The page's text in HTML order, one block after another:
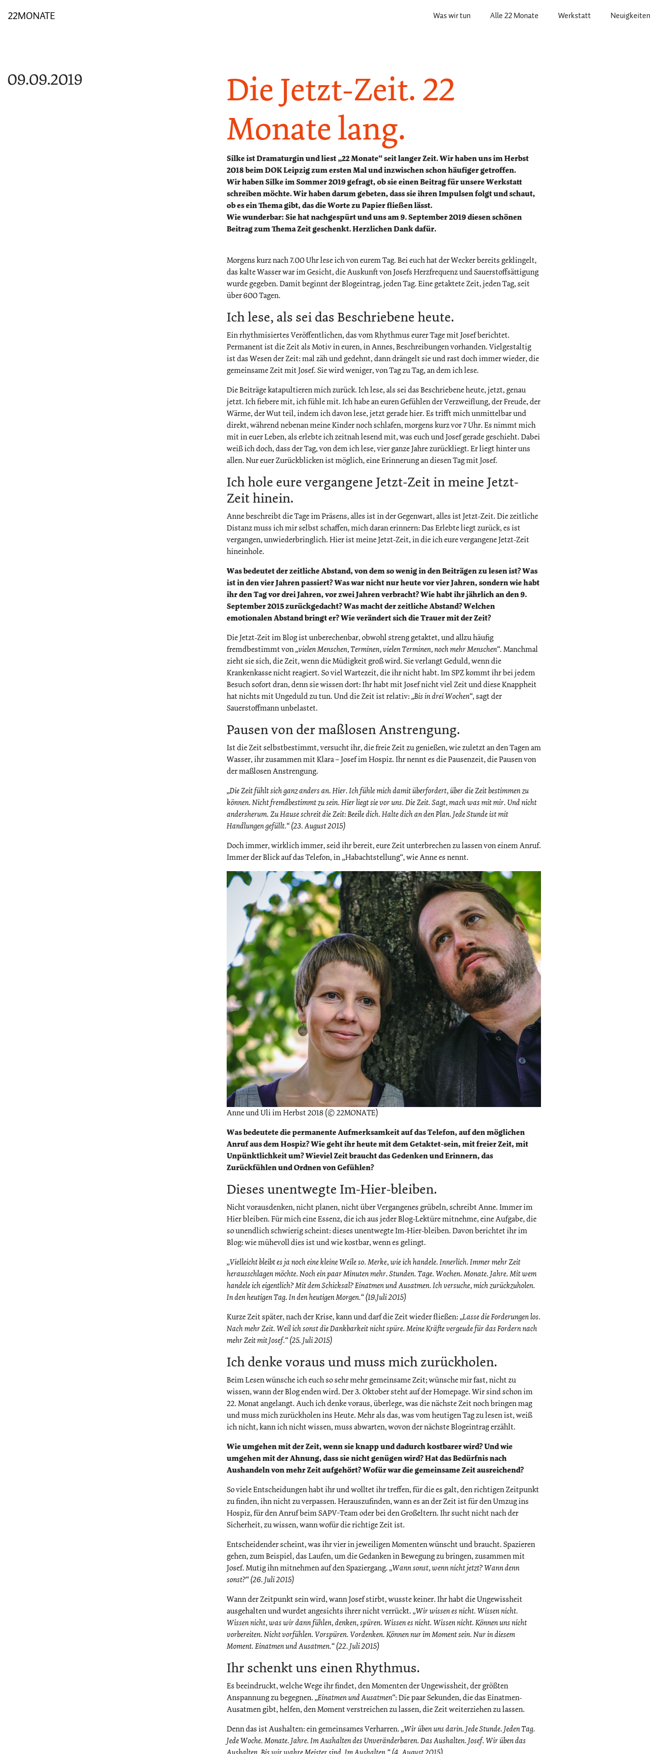
22MONATE Was wir tun Alle 22 Monate Werkstatt Neuigkeiten
09.09.2019
Die Jetzt-Zeit. 22
Monate lang.
Silke ist Dramaturgin und liest „22 Monate“ seit langer Zeit. Wir haben uns im Herbst
2018 beim DOK Leipzig zum ersten Mal und inzwischen schon häufiger getroffen.
Wir haben Silke im Sommer 2019 gefragt, ob sie einen Beitrag für unsere Werkstatt
schreiben möchte. Wir haben darum gebeten, dass sie ihren Impulsen folgt und schaut,
ob es ein Thema gibt, das die Worte zu Papier fließen lässt.
Wie wunderbar: Sie hat nachgespürt und uns am 9. September 2019 diesen schönen
Beitrag zum Thema Zeit geschenkt. Herzlichen Dank dafür.
Morgens kurz nach 7.00 Uhr lese ich von eurem Tag. Bei euch hat der Wecker bereits geklingelt,
das kalte Wasser war im Gesicht, die Auskunft von Josefs Herzfrequenz und Sauerstoffsättigung
wurde gegeben. Damit beginnt der Blogeintrag, jeden Tag. Eine getaktete Zeit, jeden Tag, seit
über 600 Tagen.
Ich lese, als sei das Beschriebene heute.
Ein rhythmisiertes Veröffentlichen, das vom Rhythmus eurer Tage mit Josef berichtet.
Permanent ist die Zeit als Motiv in euren, in Annes, Beschreibungen vorhanden. Vielgestaltig
ist das Wesen der Zeit: mal zäh und gedehnt, dann drängelt sie und rast doch immer wieder, die
gemeinsame Zeit mit Josef. Sie wird weniger, von Tag zu Tag, an dem ich lese.
Die Beiträge katapultieren mich zurück. Ich lese, als sei das Beschriebene heute, jetzt, genau
jetzt. Ich fiebere mit, ich fühle mit. Ich habe an euren Gefühlen der Verzweiflung, der Freude, der
Wärme, der Wut teil, indem ich davon lese, jetzt gerade hier. Es trifft mich unmittelbar und
direkt, während nebenan meine Kinder noch schlafen, morgens kurz vor 7 Uhr. Es nimmt mich
mit in euer Leben, als erlebte ich zeitnah lesend mit, was euch und Josef gerade geschieht. Dabei
weiß ich doch, dass der Tag, von dem ich lese, vier ganze Jahre zurückliegt. Er liegt hinter uns
allen. Nur euer Zurückblicken ist möglich, eine Erinnerung an diesen Tag mit Josef.
Ich hole eure vergangene Jetzt-Zeit in meine Jetzt-
Zeit hinein.
Anne beschreibt die Tage im Präsens, alles ist in der Gegenwart, alles ist Jetzt-Zeit. Die zeitliche
Distanz muss ich mir selbst schaffen, mich daran erinnern: Das Erlebte liegt zurück, es ist
vergangen, unwiederbringlich. Hier ist meine Jetzt-Zeit, in die ich eure vergangene Jetzt-Zeit
hineinhole.
Was bedeutet der zeitliche Abstand, von dem so wenig in den Beiträgen zu lesen ist? Was
ist in den vier Jahren passiert? Was war nicht nur heute vor vier Jahren, sondern wie habt
ihr den Tag vor drei Jahren, vor zwei Jahren verbracht? Wie habt ihr jährlich an den 9.
September 2015 zurückgedacht? Was macht der zeitliche Abstand? Welchen
emotionalen Abstand bringt er? Wie verändert sich die Trauer mit der Zeit?
Die Jetzt-Zeit im Blog ist unberechenbar, obwohl streng getaktet, und allzu häufig
fremdbestimmt von„vielen Menschen, Terminen, vielen Terminen, noch mehr Menschen“. Manchmal
zieht sie sich, die Zeit, wenn die Müdigkeit groß wird. Sie verlangt Geduld, wenn die
Krankenkasse nicht reagiert. So viel Wartezeit, die ihr nicht habt. Im SPZ kommt ihr bei jedem
Besuch sofort dran, denn sie wissen dort: Ihr habt mit Josef nicht viel Zeit und diese Knappheit
hat nichts mit Ungeduld zu tun. Und die Zeit ist relativ:„Bis in drei Wochen“, sagt der
Sauerstoffmann unbelastet.
Pausen von der maßlosen Anstrengung.
Ist die Zeit selbstbestimmt, versucht ihr, die freie Zeit zu genießen, wie zuletzt an den Tagen am
Wasser, ihr zusammen mit Klara – Josef im Hospiz. Ihr nennt es die Pausenzeit, die Pausen von
der maßlosen Anstrengung.
„Die Zeit fühlt sich ganz anders an. Hier. Ich fühle mich damit überfordert, über die Zeit bestimmen zu
können. Nicht fremdbestimmt zu sein. Hier liegt sie vor uns. Die Zeit. Sagt, mach was mit mir. Und nicht
andersherum. Zu Hause schreit die Zeit: Beeile dich. Halte dich an den Plan. Jede Stunde ist mit
Handlungen gefüllt.“ (23. August 2015)
Doch immer, wirklich immer, seid ihr bereit, eure Zeit unterbrechen zu lassen von einem Anruf.
Immer der Blick auf das Telefon, in „Habachtstellung“, wie Anne es nennt.
Anne und Uli im Herbst 2018 (© 22MONATE)
Was bedeutete die permanente Aufmerksamkeit auf das Telefon, auf den möglichen
Anruf aus dem Hospiz? Wie geht ihr heute mit dem Getaktet-sein, mit freier Zeit, mit
Unpünktlichkeit um? Wieviel Zeit braucht das Gedenken und Erinnern, das
Zurückfühlen und Ordnen von Gefühlen?
Dieses unentwegte Im-Hier-bleiben.
Nicht vorausdenken, nicht planen, nicht über Vergangenes grübeln, schreibt Anne. Immer im
Hier bleiben. Für mich eine Essenz, die ich aus jeder Blog-Lektüre mitnehme, eine Aufgabe, die
so unendlich schwierig scheint: dieses unentwegte Im-Hier-bleiben. Davon berichtet ihr im
Blog: wie mühevoll dies ist und wie kostbar, wenn es gelingt.
„Vielleicht bleibt es ja noch eine kleine Weile so. Merke, wie ich handele. Innerlich. Immer mehr Zeit
herausschlagen möchte. Noch ein paar Minuten mehr. Stunden. Tage. Wochen. Monate. Jahre. Mit wem
handele ich eigentlich? Mit dem Schicksal? Einatmen und Ausatmen. Ich versuche, mich zurückzuholen.
In den heutigen Tag. In den heutigen Morgen.“ (19.Juli 2015)
Kurze Zeit später, nach der Krise, kann und darf die Zeit wieder fließen:„Lasse die Forderungen los.
Nach mehr Zeit. Weil ich sonst die Dankbarkeit nicht spüre. Meine Kräfte vergeude für das Fordern nach
mehr Zeit mit Josef.“ (25. Juli 2015)
Ich denke voraus und muss mich zurückholen.
Beim Lesen wünsche ich euch so sehr mehr gemeinsame Zeit; wünsche mir fast, nicht zu
wissen, wann der Blog enden wird. Der 3. Oktober steht auf der Homepage. Wir sind schon im
22. Monat angelangt. Auch ich denke voraus, überlege, was die nächste Zeit noch bringen mag
und muss mich zurückholen ins Heute. Mehr als das, was vom heutigen Tag zu lesen ist, weiß
ich nicht, kann ich nicht wissen, muss abwarten, wovon der nächste Blogeintrag erzählt.
Wie umgehen mit der Zeit, wenn sie knapp und dadurch kostbarer wird? Und wie
umgehen mit der Ahnung, dass sie nicht genügen wird? Hat das Bedürfnis nach
Aushandeln von mehr Zeit aufgehört? Wofür war die gemeinsame Zeit ausreichend?
So viele Entscheidungen habt ihr und wolltet ihr treffen, für die es galt, den richtigen Zeitpunkt
zu finden, ihn nicht zu verpassen. Herauszufinden, wann es an der Zeit ist für den Umzug ins
Hospiz, für den Anruf beim SAPV-Team oder bei den Großeltern. Ihr sucht nicht nach der
Sicherheit, zu wissen, wann wofür die richtige Zeit ist.
Entscheidender scheint, was ihr vier in jeweiligen Momenten wünscht und braucht. Spazieren
gehen, zum Beispiel, das Laufen, um die Gedanken in Bewegung zu bringen, zusammen mit
Josef. Mutig ihn mitnehmen auf den Spaziergang.„Wann sonst, wenn nicht jetzt? Wann denn
sonst?“ (26. Juli 2015)
Wann der Zeitpunkt sein wird, wann Josef stirbt, wusste keiner. Ihr habt die Ungewissheit
ausgehalten und wurdet angesichts ihrer nicht verrückt.„Wir wissen es nicht. Wissen nicht.
Wissen nicht, was wir dann fühlen, denken, spüren. Wissen es nicht. Wissen nicht. Können uns nicht
vorbereiten. Nicht vorfühlen. Vorspüren. Vordenken. Können nur im Moment sein. Nur in diesem
Moment. Einatmen und Ausatmen.“ (22. Juli 2015)
Ihr schenkt uns einen Rhythmus.
Es beeindruckt, welche Wege ihr findet, den Momenten der Ungewissheit, der größten
Anspannung zu begegnen.„Einatmen und Ausatmen“: Die paar Sekunden, die das Einatmen-
Ausatmen gibt, helfen, den Moment verstreichen zu lassen, die Zeit weiterziehen zu lassen.
Denn das ist Aushalten: ein gemeinsames Verharren.„Wir üben uns darin. Jede Stunde. Jeden Tag.
Jede Woche. Monate. Jahre. Im Aushalten des Unveränderbaren. Das Aushalten. Josef. Wir üben das